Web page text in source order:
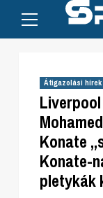
content
Menu
Átigazolási hírek
Konate
Konate-
pletykák